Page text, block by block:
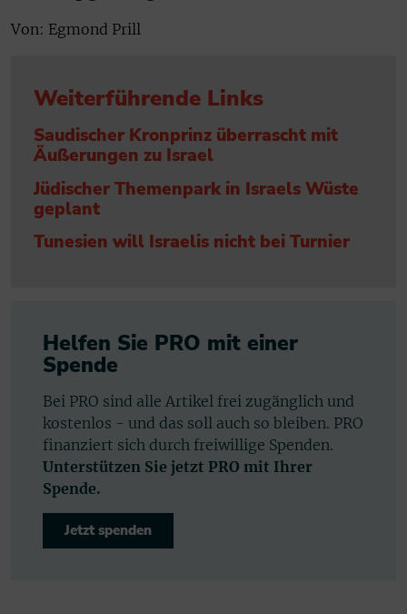
Von: Egmond Prill
Weiterführende Links
Saudischer Kronprinz überrascht mit
Äußerungen zu Israel
Jüdischer Themenpark in Israels Wüste
geplant
Tunesien will Israelis nicht bei Turnier
Helfen Sie PRO mit einer
Spende
Bei PRO sind alle Artikel frei zugänglich und
kostenlos - und das soll auch so bleiben. PRO
finanziert sich durch freiwillige Spenden.
Unterstützen Sie jetzt PRO mit Ihrer
Spende.
Jetzt spenden